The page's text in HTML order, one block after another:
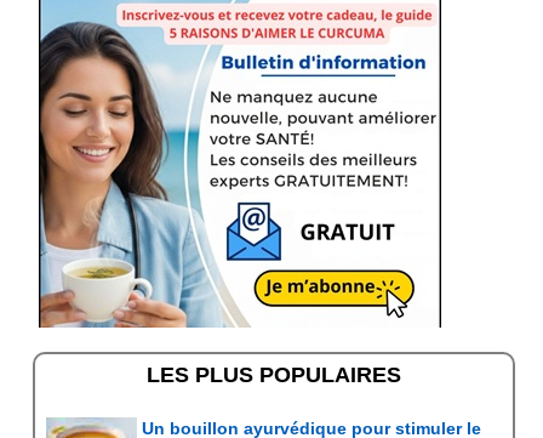
LES PLUS POPULAIRES
Un bouillon ayurvédique pour stimuler le